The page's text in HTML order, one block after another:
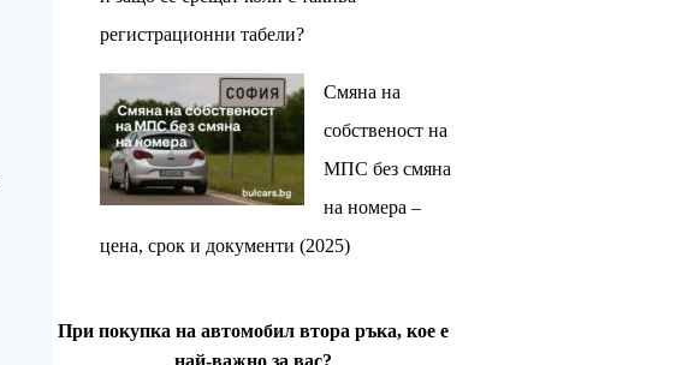
регистрационни табели?
Смяна на
собственост на
МПС без смяна
на номера –
цена, срок и документи (2025)
При покупка на автомобил втора ръка, кое е
най-важно за вас?